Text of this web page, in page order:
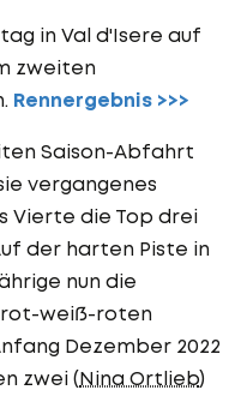
in Val d'Isere auf
zweiten
Rennergebnis >>>
Saison-Abfahrt
vergangenes
Vierte die Top drei
der harten Piste in
nun die
rot-weiß-roten
Dezember 2022
zwei (Nina Ortlieb)